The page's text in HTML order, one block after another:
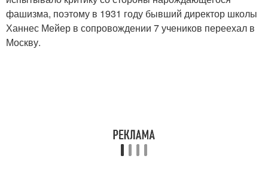
фашизма, поэтому в 1931 году бывший директор школы
Ханнес Мейер в сопровождении 7 учеников переехал в
Москву.